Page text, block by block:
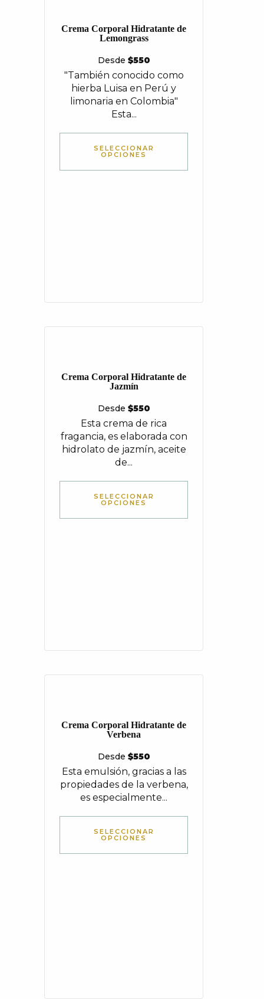
Crema Corporal Hidratante de
Lemongrass
Desde $550
"También conocido como
hierba Luisa en Perú y
limonaria en Colombia"
Esta...
SELECCIONAR
OPCIONES
Crema Corporal Hidratante de
Jazmín
Desde $550
Esta crema de rica
fragancia, es elaborada con
hidrolato de jazmín, aceite
de...
SELECCIONAR
OPCIONES
Crema Corporal Hidratante de
Verbena
Desde $550
Esta emulsión, gracias a las
propiedades de la verbena,
es especialmente...
SELECCIONAR
OPCIONES